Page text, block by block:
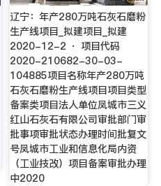
辽宁：年产280万吨石灰石磨粉
生产线项目_拟建项目_拟建
2020-12-2 · 项目代码
2020-210682-30-03-
104885项目名称年产280万吨
石灰石磨粉生产线项目项目类型
备案类项目法人单位凤城市三义
红山石灰石有限公司审批部门审
批事项审批状态办理时间批复文
号凤城市工业和信息化局内资
（工业技改）项目备案审批办理
中2020